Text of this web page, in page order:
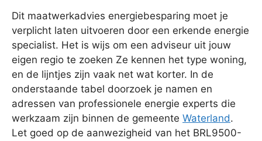
Dit maatwerkadvies energiebesparing moet je
verplicht laten uitvoeren door een erkende energie
specialist. Het is wijs om een adviseur uit jouw
eigen regio te zoeken Ze kennen het type woning,
en de lijntjes zijn vaak net wat korter. In de
onderstaande tabel doorzoek je namen en
adressen van professionele energie experts die
werkzaam zijn binnen de gemeente Waterland.
Let goed op de aanwezigheid van het BRL9500-